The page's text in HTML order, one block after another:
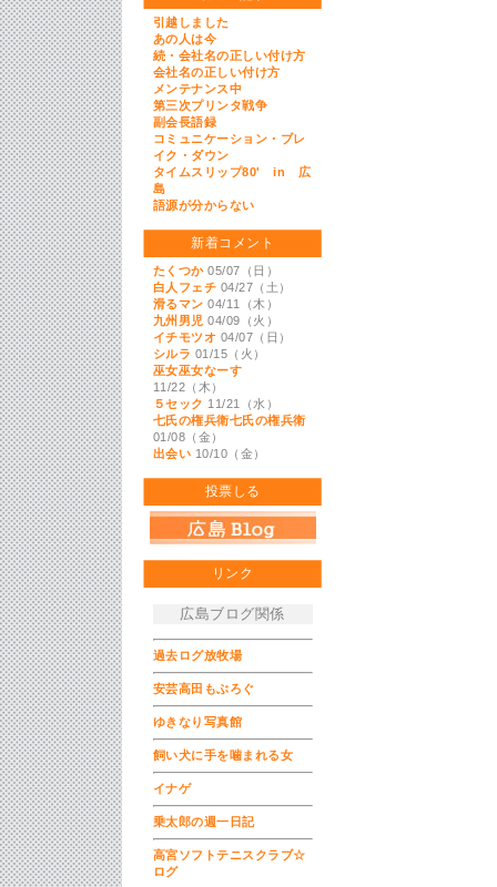
引越しました
あの人は今
続・会社名の正しい付け方
会社名の正しい付け方
メンテナンス中
第三次プリンタ戦争
副会長語録
コミュニケーション・ブレ
イク・ダウン
タイムスリップ80' in 広
島
語源が分からない
新着コメント
たくつか05/07（日）
白人フェチ 04/27（土）
滑るマン 04/11（木）
九州男児 04/09（火）
イチモツオ 04/07（日）
シルラ 01/15（火）
巫女巫女なーす
11/22（木）
５セック 11/21（水）
七氏の権兵衛七氏の権兵衛
01/08（金）
出会い 10/10（金）
投票しる
リンク
広島ブログ関係
過去ログ放牧場
安芸高田もぶろぐ
ゆきなり写真館
飼い犬に手を噛まれる女
イナゲ
乗太郎の週一日記
高宮ソフトテニスクラブ☆
ログ